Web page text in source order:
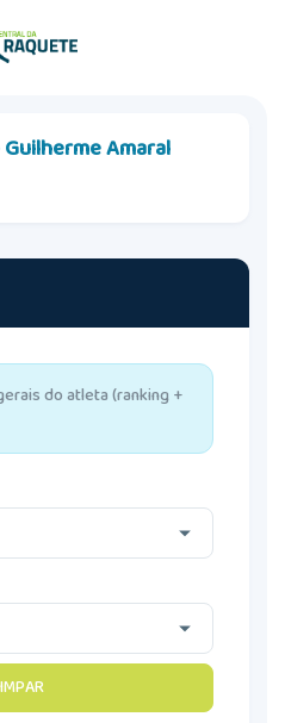
Guilherme Amaral
do atleta (ranking +